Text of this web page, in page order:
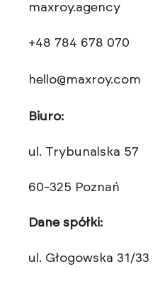
maxroy.agency
+48 784 678 070
hello@maxroy.com
Biuro:
ul. Trybunalska 57
60-325 Poznań
Dane spółki:
ul. Głogowska 31/33